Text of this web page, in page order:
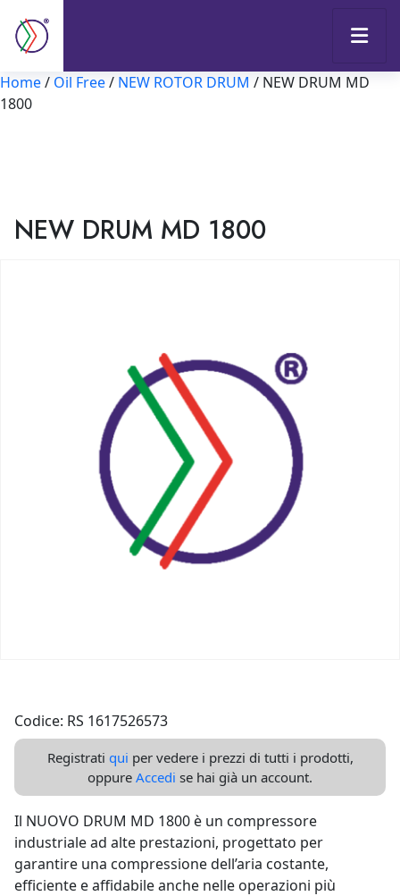
Home/ Oil Free/ NEW ROTOR DRUM / NEW DRUM MD
1800
NEW DRUM MD 1800
Codice: RS 1617526573
Registrati qui per vedere i prezzi di tutti i prodotti,
oppure Accedi se hai già un account.
Il NUOVO DRUM MD 1800 è un compressore
industriale ad alte prestazioni, progettato per
garantire una compressione dell’aria costante,
efficiente e affidabile anche nelle operazioni più